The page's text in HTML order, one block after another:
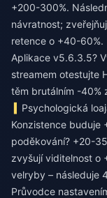
+200-300%.
návratnost;
retence o +40-60%.
Aplikace v5.6.3.5?
streamem otestujte
těm brutálním -40%
Psychologická
Konzistence buduje
poděkování? +20-
zvyšují viditelnost o
velryby – následuje
Průvodce